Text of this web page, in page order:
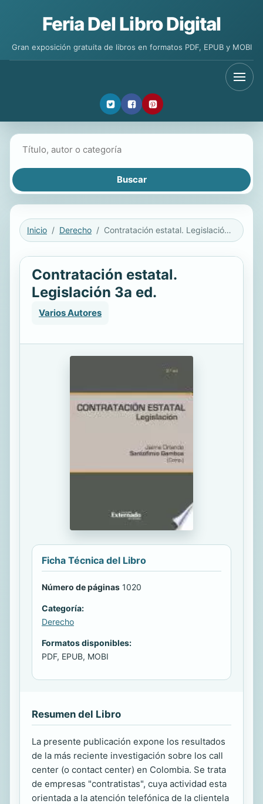
Feria Del Libro Digital
Gran exposición gratuita de libros en formatos PDF, EPUB y MOBI
Inicio Derecho Contratación estatal. Legislación 3a ed.
Contratación estatal.
Legislación 3a ed.
Varios Autores
Ficha Técnica del Libro
Número de páginas 1020
Categoría:
Derecho
Formatos disponibles:
PDF, EPUB, MOBI
Resumen del Libro
La presente publicación expone los resultados
de la más reciente investigación sobre los call
center (o contact center) en Colombia. Se trata
de empresas "contratistas", cuya actividad esta
orientada a la atención telefónica de la clientela